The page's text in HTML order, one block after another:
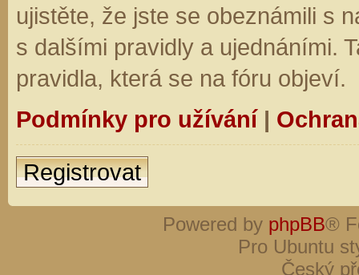
ujistěte, že jste se obeznámili s
s dalšími pravidly a ujednáními.
pravidla, která se na fóru objeví.
Podmínky pro užívání|
Registrovat
Powered by phpBB®
Pro Ubuntu
Český